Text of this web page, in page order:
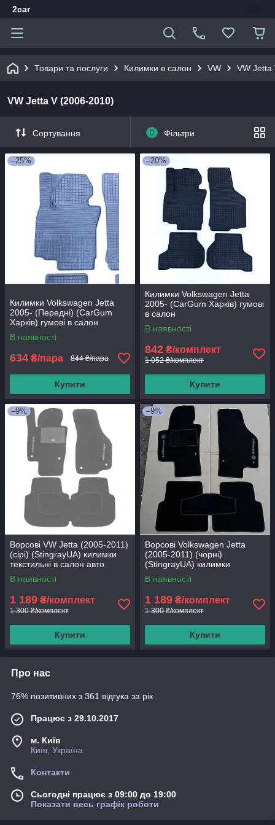
2car
Товари та послуги Килимки в салон VW VW Jetta
VW Jetta V (2006-2010)
Сортування 0 Фільтри
–25%
Килимки Volkswagen Jetta
2005- (Передні) (CarGum
Харків) гумові в салон
В наявності
634 ₴/пара 844 ₴/пара
Купити
–20%
Килимки Volkswagen Jetta
2005- (CarGum Харків) гумові
в салон
В наявності
842 ₴/комплект
1 052 ₴/комплект
Купити
–9%
Ворсові VW Jetta (2005-2011)
(сірі) (StingrayUA) килимки
текстильні в салон авто
В наявності
1 189 ₴/комплект
1 300 ₴/комплект
Купити
–9%
Ворсові Volkswagen Jetta
(2005-2011) (чорні)
(StingrayUA) килимки
текстильні в салон авто
В наявності
1 189 ₴/комплект
1 300 ₴/комплект
Купити
Про нас
76% позитивних з 361 відгука за рік
Працює з 29.10.2017
м. Київ
Київ, Україна
Контакти
Сьогодні працює з 09:00 до 19:00
Показати весь графік роботи